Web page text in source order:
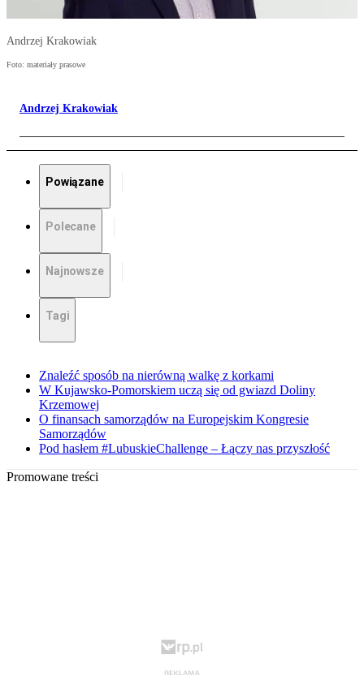
Andrzej Krakowiak
Foto: materiały prasowe
Andrzej Krakowiak
Powiązane
Polecane
Najnowsze
Tagi
Znaleźć sposób na nierówną walkę z korkami
W Kujawsko-Pomorskiem uczą się od gwiazd Doliny
Krzemowej
O finansach samorządów na Europejskim Kongresie
Samorządów
Pod hasłem #LubuskieChallenge – Łączy nas przyszłość
Promowane treści